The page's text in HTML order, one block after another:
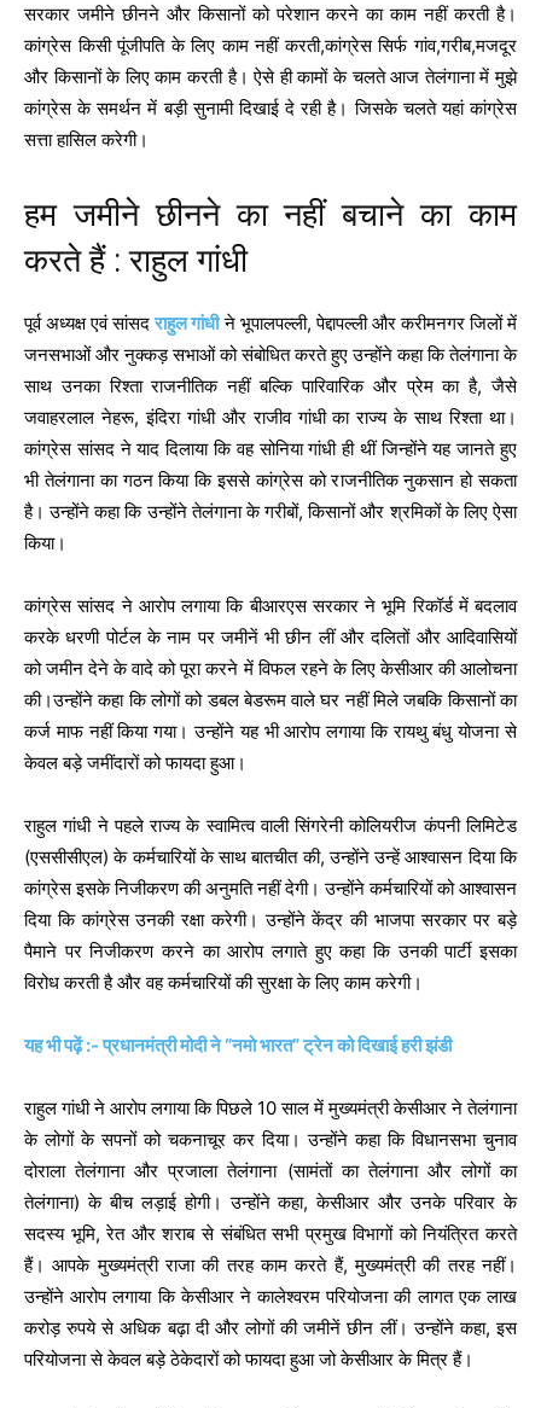
सरकार जमीने छीनने और ‎किसानों को परेशान करने का काम नहीं करती है।
कांग्रेस ‎‎किसी पूंजीप‎ति के ‎लिए काम नहीं करती,कांग्रेस ‎सिर्फ गांव,गरीब,मजदूर
और ‎किसानों के ‎लिए काम करती है। ऐसे ही कामों के चलते आज तेलंगाना में मुझे
कांग्रेस के समर्थन में बड़ी सुनामी ‎दिखाई दे रही है। ‎जिसके चलते यहां कांग्रेस
सत्ता हा‎सिल करेगी।
हम जमीने छीनने का नहीं बचाने का काम
करते हैं : राहुल गांधी
पूर्व अध्यक्ष एवं सांसदराहुल गांधीने भूपालपल्ली, पेद्दापल्ली और करीमनगर जिलों में
जनसभाओं और नुक्कड़ सभाओं को संबोधित करते हुए उन्होंने कहा कि तेलंगाना के
साथ उनका रिश्ता राजनीतिक नहीं बल्कि पारिवारिक और प्रेम का है, जैसे
जवाहरलाल नेहरू, इंदिरा गांधी और राजीव गांधी का राज्य के साथ रिश्ता था।
कांग्रेस सांसद ने याद दिलाया कि वह सोनिया गांधी ही थीं जिन्होंने यह जानते हुए
भी तेलंगाना का गठन किया कि इससे कांग्रेस को राजनीतिक नुकसान हो सकता
है। उन्होंने कहा कि उन्होंने तेलंगाना के गरीबों, किसानों और श्रमिकों के लिए ऐसा
किया।
कांग्रेस सांसद ने आरोप लगाया कि बीआरएस सरकार ने भूमि रिकॉर्ड में बदलाव
करके धरणी पोर्टल के नाम पर जमीनें भी छीन लीं और दलितों और आदिवासियों
को जमीन देने के वादे को पूरा करने में विफल रहने के लिए केसीआर की आलोचना
की।उन्होंने कहा कि लोगों को डबल बेडरूम वाले घर नहीं मिले जबकि किसानों का
कर्ज माफ नहीं किया गया। उन्होंने यह भी आरोप लगाया कि रायथु बंधु योजना से
केवल बड़े जमींदारों को फायदा हुआ।
राहुल गांधी ने पहले राज्य के स्वामित्व वाली सिंगरेनी कोलियरीज कंपनी लिमिटेड
(एससीसीएल) के कर्मचारियों के साथ बातचीत की, उन्‍होंने उन्हें आश्‍वासन दिया कि
कांग्रेस इसके निजीकरण की अनुमति नहीं देगी। उन्होंने कर्मचारियों को आश्वासन
दिया कि कांग्रेस उनकी रक्षा करेगी। उन्होंने केंद्र की भाजपा सरकार पर बड़े
पैमाने पर निजीकरण करने का आरोप लगाते हुए कहा कि उनकी पार्टी इसका
विरोध करती है और वह कर्मचारियों की सुरक्षा के लिए काम करेगी।
यह भी पढ़ें :- प्रधानमंत्री मोदी ने “नमो भारत” ट्रेन को दिखाई हरी झंडी
राहुल गांधी ने आरोप लगाया कि पिछले 10 साल में मुख्यमंत्री केसीआर ने तेलंगाना
के लोगों के सपनों को चकनाचूर कर दिया। उन्होंने कहा कि विधानसभा चुनाव
दोराला तेलंगाना और प्रजाला तेलंगाना (सामंतों का तेलंगाना और लोगों का
तेलंगाना) के बीच लड़ाई होगी। उन्होंने कहा, केसीआर और उनके परिवार के
सदस्य भूमि, रेत और शराब से संबंधित सभी प्रमुख विभागों को नियंत्रित करते
हैं। आपके मुख्यमंत्री राजा की तरह काम करते हैं, मुख्यमंत्री की तरह नहीं।
उन्होंने आरोप लगाया कि केसीआर ने कालेश्‍वरम परियोजना की लागत एक लाख
करोड़ रुपये से अधिक बढ़ा दी और लोगों की जमीनें छीन लीं। उन्होंने कहा, इस
परियोजना से केवल बड़े ठेकेदारों को फायदा हुआ जो केसीआर के मित्र हैं।